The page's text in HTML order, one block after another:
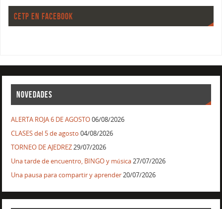
CETP EN FACEBOOK
NOVEDADES
ALERTA ROJA 6 DE AGOSTO06/08/2026
CLASES del 5 de agosto 04/08/2026
TORNEO DE AJEDREZ29/07/2026
Una tarde de encuentro, BINGO y música27/07/2026
Una pausa para compartir y aprender20/07/2026